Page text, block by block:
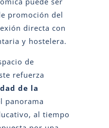
promoción del
directa con
y hostelera.
de
refuerza
de la
panorama
al tiempo